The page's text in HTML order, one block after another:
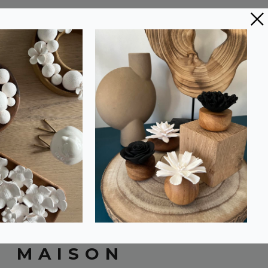
raffinée
POUR LA
délicate et élégante. Si vous
une collection d’objets
et de douceur.
a été pensé pour apporter une
un objet décoratif parfumé est une
pourra apprécier au quotidien.
MAISON